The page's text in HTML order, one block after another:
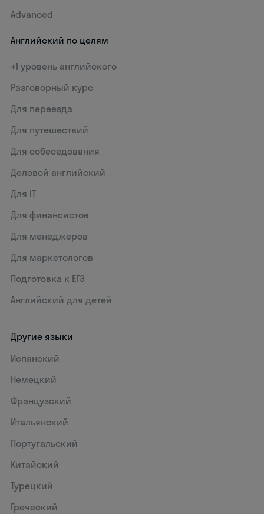
Advanced
Английский по целям
+1 уровень английского
Разговорный курс
Для переезда
Для путешествий
Для собеседования
Деловой английский
Для IT
Для финансистов
Для менеджеров
Для маркетологов
Подготовка к ЕГЭ
Английский для детей
Другие языки
Испанский
Немецкий
Французский
Итальянский
Португальский
Китайский
Турецкий
Греческий